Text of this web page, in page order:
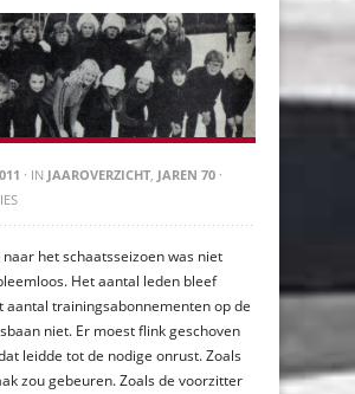
· IN JAAROVERZICHT, JAREN 70 ·
het schaatsseizoen was niet
Het aantal leden bleef
aantal trainingsabonnementen op de
niet. Er moest flink geschoven
leidde tot de nodige onrust. Zoals
zou gebeuren. Zoals de voorzitter